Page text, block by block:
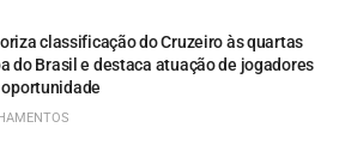
classificação do Cruzeiro às quartas
do Brasil e destaca atuação de jogadores